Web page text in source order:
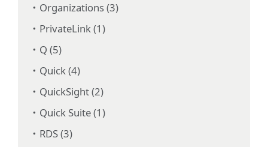
Organizations (3)
PrivateLink (1)
Q (5)
Quick (4)
QuickSight (2)
Quick Suite (1)
RDS (3)